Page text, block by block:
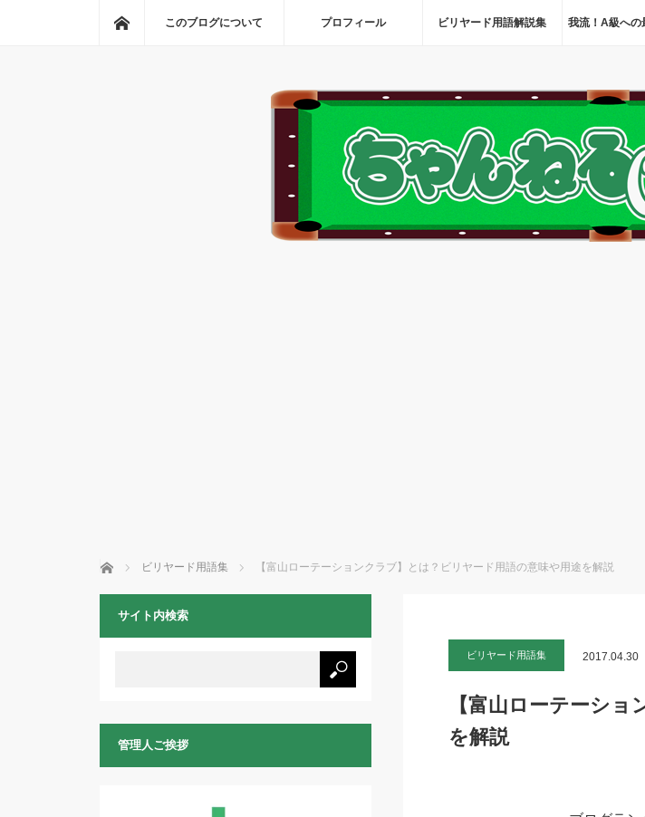
ホーム
このブログについて プロフィール ビリヤード用語解説集 我流！A級への
ホーム ビリヤード用語集 【富山ローテーションクラブ】とは？ビリヤード用語の意味や用途を解説
ビリヤード用語集 2017.04.30
【富山ローテーシ
を解説
サイト内検索
管理人ご挨拶